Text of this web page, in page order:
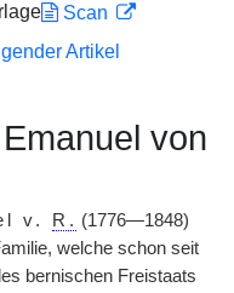
Scan
Artikel
von
v. R. (1776—1848)
welche schon seit
bernischen Freistaats